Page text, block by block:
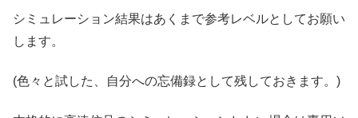
シミュレーション結果はあくまで参考レベルとしてお願い
します。
(色々と試した、自分への忘備録として残しておきます。)